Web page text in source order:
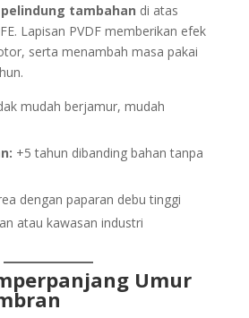
tambahan di atas
Lapisan PVDF memberikan efek
serta menambah masa pakai
mudah berjamur, mudah
+5 tahun dibanding bahan tanpa
dengan paparan debu tinggi
atau kawasan industri
Umur